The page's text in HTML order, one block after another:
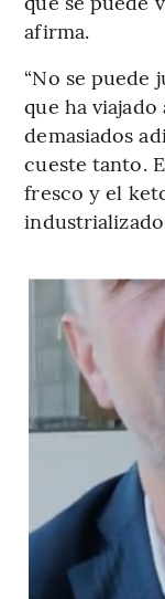
afirma.
“No se puede
que ha
demasiados
cueste tanto.
fresco y el